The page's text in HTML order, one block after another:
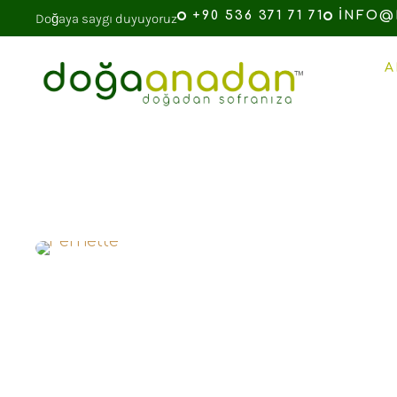
Doğaya saygı duyuyoruz +90 536 371 71 71